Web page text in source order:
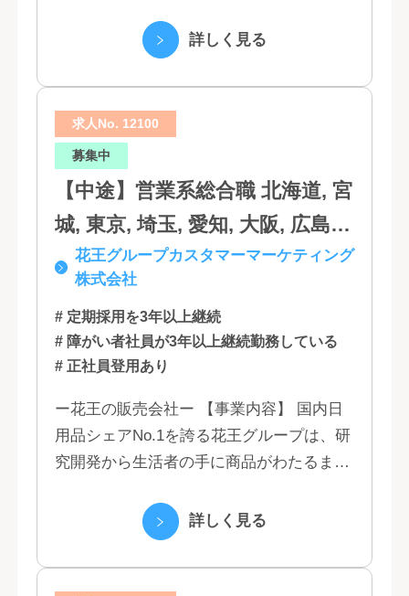
滋賀, 奈良, 和歌山, 広島, 岡山, 山
口, 鳥取, 島根, 香川, 愛媛, 徳島,
高知, 福岡, 長崎, 熊本, 鹿児島, 大
分, 宮崎, 佐賀, 沖縄
づく「お客さま基点」をスローガンに掲
詳しく見る
求人No. 12100
募集中
【中途】営業系総合職 北海道, 宮
城, 東京, 埼玉, 愛知, 大阪, 広島,
福岡花王グループカスタマーマーケティング
株式会社
# 定期採用を3年以上継続
# 障がい者社員が3年以上継続勤務している
# 正社員登用あり
ー花王の販売会社ー 【事業内容】 国内日
用品シェアNo.1を誇る花王グループは、研
究開発から生活者の手に商品がわたるまで
で、情報のスピード、質、量ともに他社に
詳しく見る